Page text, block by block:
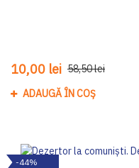
10,00 lei 58,50 lei
ADAUGĂ ÎN COȘ
-44%